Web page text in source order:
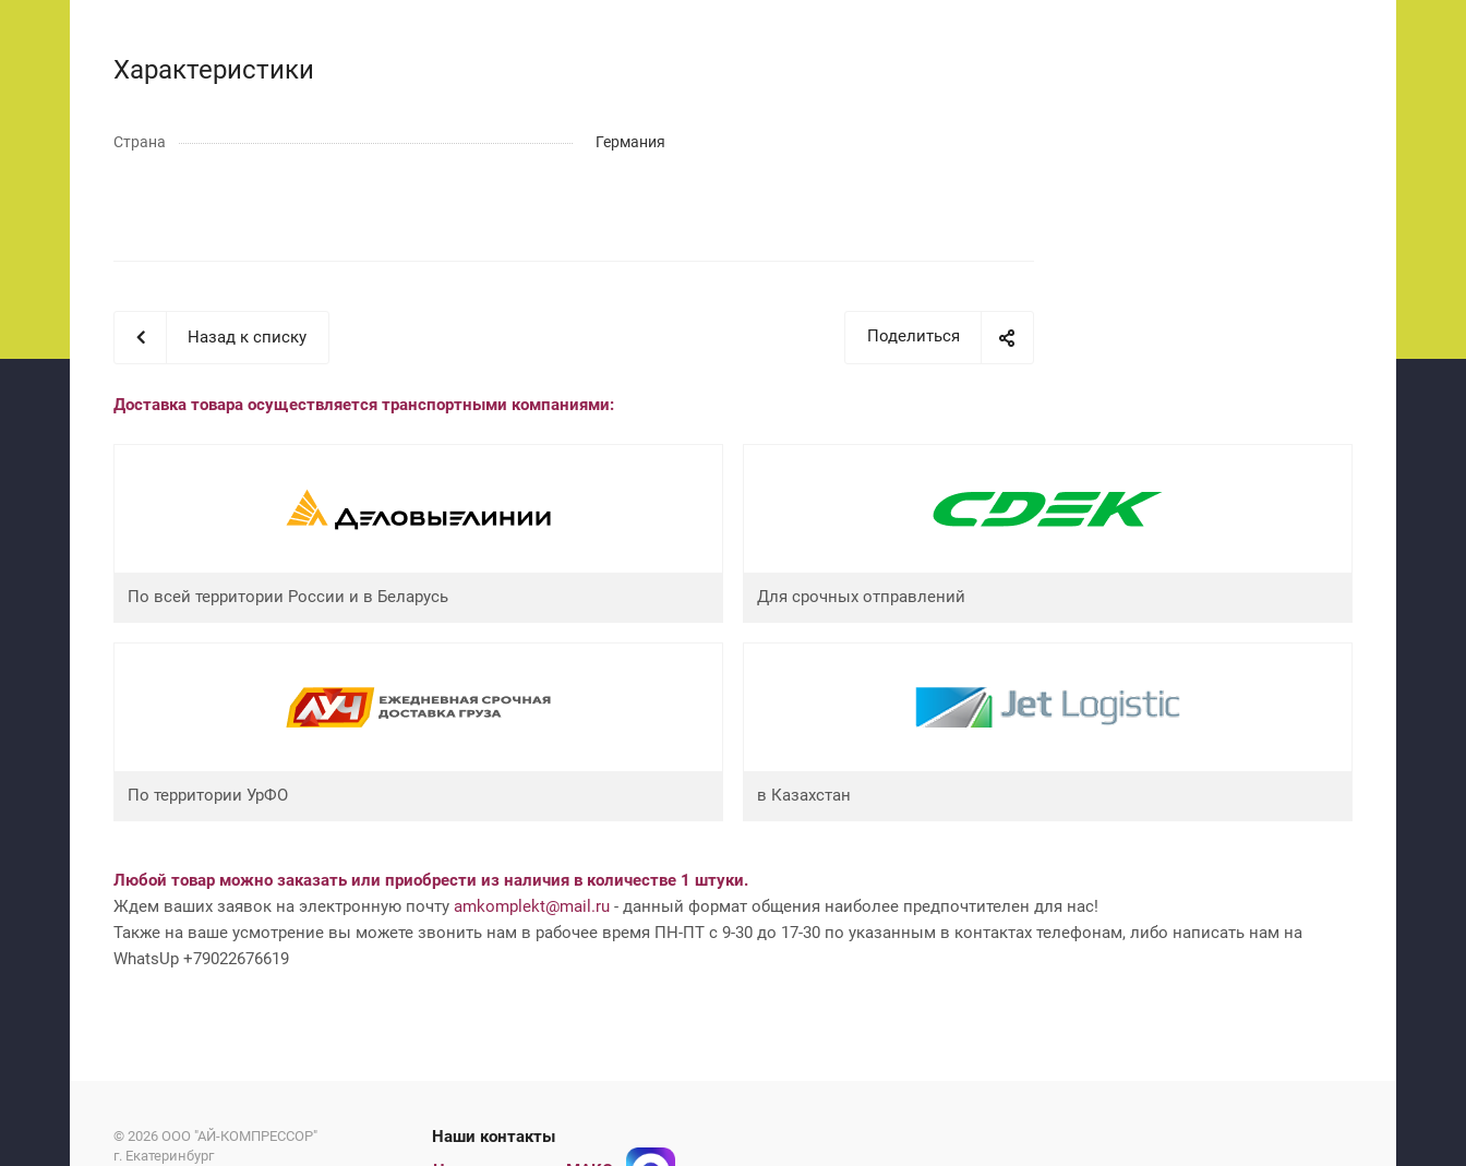
Характеристики
Страна Германия
Поделиться
Назад к списку
Доставка товара осуществляется транспортными компаниями:
По всей территории России и в Беларусь Для срочных отправлений
По территории УрФО в Казахстан
Любой товар можно заказать или приобрести из наличия в количестве 1 штуки.
Ждем ваших заявок на электронную почту amkomplekt@mail.ru - данный формат общения наиболее предпочтителен для нас!
Также на ваше усмотрение вы можете звонить нам в рабочее время ПН-ПТ с 9-30 до 17-30 по указанным в контактах телефонам, либо написать нам на
WhatsUp +79022676619
© 2026 ООО "АЙ-КОМПРЕССОР"
г. Екатеринбург
Наши контакты